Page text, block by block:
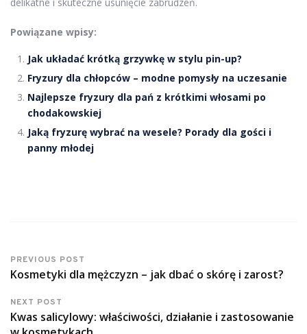
Powiązane wpisy:
Jak układać krótką grzywkę w stylu pin-up?
Fryzury dla chłopców – modne pomysły na uczesanie
Najlepsze fryzury dla pań z krótkimi włosami po
chodakowskiej
Jaką fryzurę wybrać na wesele? Porady dla gości i
panny młodej
PREVIOUS POST
Kosmetyki dla mężczyzn – jak dbać o skórę i zarost?
NEXT POST
Kwas salicylowy: właściwości, działanie i zastosowanie